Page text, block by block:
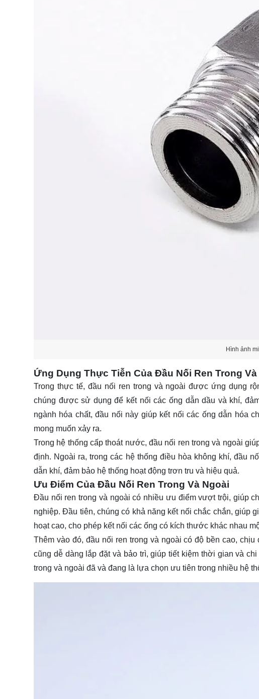
Hình ảnh
Ứng Dụng Thực Tiễn Của Đầu Nối Ren Trong Và
Trong thực tế, đầu nối ren trong và ngoài được ứng dụng
chúng được sử dụng để kết nối các ống dẫn dầu và khí,
ngành hóa chất, đầu nối này giúp kết nối các ống dẫn hóa
mong muốn xảy ra.
Trong hệ thống cấp thoát nước, đầu nối ren trong và ngoài
định. Ngoài ra, trong các hệ thống điều hòa không khí, đầu
dẫn khí, đảm bảo hệ thống hoạt động trơn tru và hiệu quả.
Ưu Điểm Của Đầu Nối Ren Trong Và Ngoài
Đầu nối ren trong và ngoài có nhiều ưu điểm vượt trội, giúp
nghiệp. Đầu tiên, chúng có khả năng kết nối chắc chắn, giúp
hoạt cao, cho phép kết nối các ống có kích thước khác nhau
Thêm vào đó, đầu nối ren trong và ngoài có độ bền cao,
cũng dễ dàng lắp đặt và bảo trì, giúp tiết kiệm thời gian và
trong và ngoài đã và đang là lựa chọn ưu tiên trong nhiều hệ